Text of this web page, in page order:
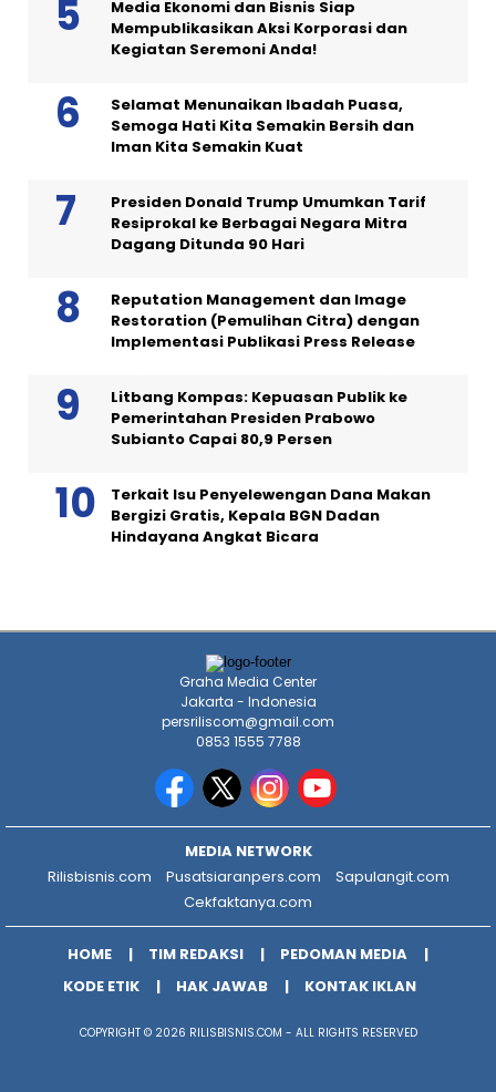
Media Ekonomi dan Bisnis Siap
Mempublikasikan Aksi Korporasi dan
Kegiatan Seremoni Anda!
Selamat Menunaikan Ibadah Puasa,
Semoga Hati Kita Semakin Bersih dan
Iman Kita Semakin Kuat
Presiden Donald Trump Umumkan Tarif
Resiprokal ke Berbagai Negara Mitra
Dagang Ditunda 90 Hari
Reputation Management dan Image
Restoration (Pemulihan Citra) dengan
Implementasi Publikasi Press Release
Litbang Kompas: Kepuasan Publik ke
Pemerintahan Presiden Prabowo
Subianto Capai 80,9 Persen
Terkait Isu Penyelewengan Dana Makan
Bergizi Gratis, Kepala BGN Dadan
Hindayana Angkat Bicara
Graha Media Center
Jakarta - Indonesia
persriliscom@gmail.com
0853 1555 7788
MEDIA NETWORK
Rilisbisnis.com
Pusatsiaranpers.com
Sapulangit.com
Cekfaktanya.com
HOME TIM REDAKSI
PEDOMAN MEDIA
KODE ETIK
HAK JAWAB KONTAK IKLAN
COPYRIGHT © 2026 RILISBISNIS.COM - ALL RIGHTS RESERVED